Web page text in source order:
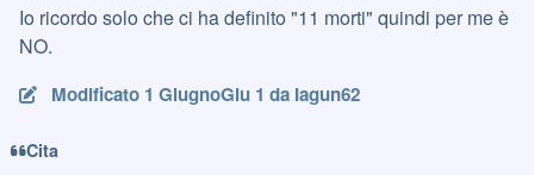
Io ricordo solo che ci ha definito "11 morti" quindi per me è
NO.
Modificato 1 GiugnoGiu 1 da Iagun62
Cita